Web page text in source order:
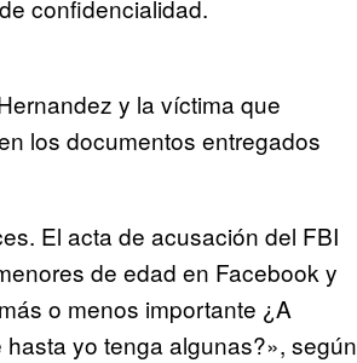
confidencialidad.
y la víctima que
los documentos entregados
El acta de acusación del FBI
de edad en Facebook y
o menos importante ¿A
yo tenga algunas?», según